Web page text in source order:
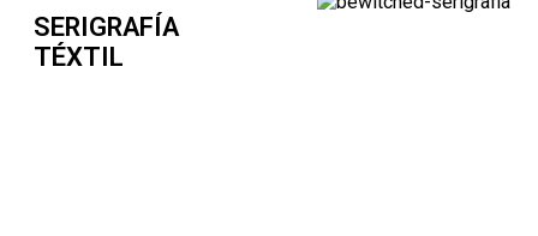
SERIGRAFÍA
TÉXTIL